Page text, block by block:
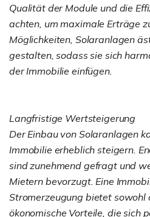
Qualität der Module und die
achten, um maximale Erträge
Möglichkeiten, Solaranlagen
gestalten, sodass sie sich
der Immobilie einfügen.
Langfristige Wertsteigerung
Der Einbau von Solaranlagen
Immobilie erheblich steigern.
sind zunehmend gefragt und
Mietern bevorzugt. Eine
Stromerzeugung bietet sowohl
ökonomische Vorteile, die sich